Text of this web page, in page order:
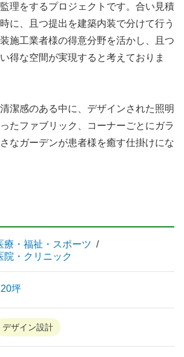
理をするプロジェクトです。合い見積
に、且つ提出を建築内装で分けて行う
施工業者様の得意分野を活かし、且つ
得な空間が実現すると考えておりま
潔感のある中に、デザインされた照明
たファブリック、コーナーごとにガラ
なガーデンが患者様を癒す仕掛けにな
療・福祉・スポーツ
院・クリニック
坪
デザイン設計